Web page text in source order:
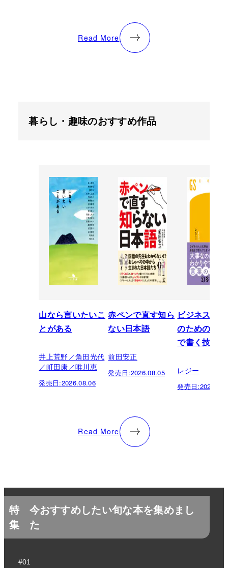
Read More
暮らし・趣味のおすすめ作品
山なら言いたいこ
とがある
井上荒野／角田光代
／町田康／唯川恵
発売日:2026.08.06
赤ペンで直す知ら
ない日本語
前田安正
発売日:2026.08.05
ビジネスパ
のための「
で書く技術
レジー
発売日:
Read More
特
集
今おすすめしたい旬な本を集めまし
た
#01